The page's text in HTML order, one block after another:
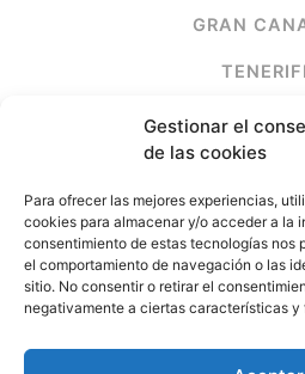
Gestionar el
de las cookies
Para ofrecer las mejores experiencias,
cookies para almacenar y/o acceder a la
consentimiento de estas tecnologías nos
el comportamiento de navegación o las
sitio. No consentir o retirar el
negativamente a ciertas características y
GRAN
(+34) 928